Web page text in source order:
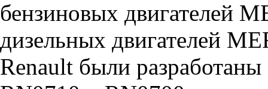
бензиновых двигателей
дизельных двигателей
Renault были